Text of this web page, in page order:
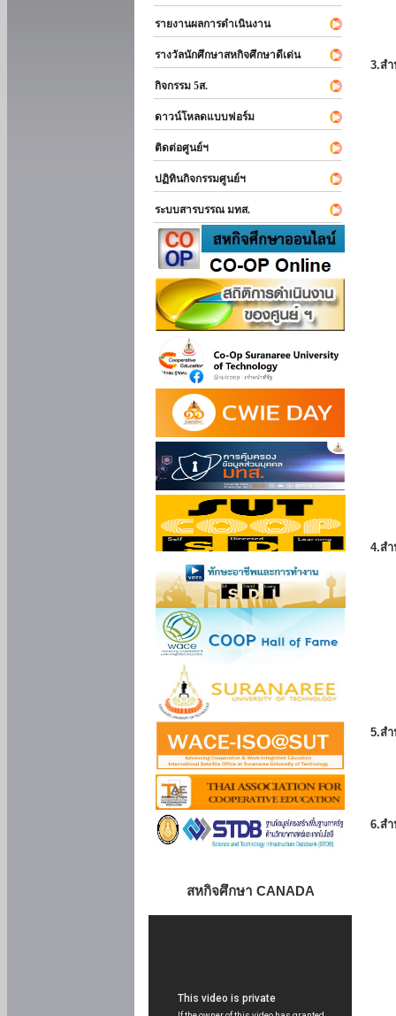
รายงานผลการดำเนินงาน
รางวัลนักศึกษาสหกิจศึกษาดีเด่น
กิจกรรม 5ส.
ดาวน์โหลดแบบฟอร์ม
ติดต่อศูนย์ฯ
ปฏิทินกิจกรรมศูนย์ฯ
ระบบสารบรรณ มทส.
สหกิจศึกษา CANADA
3.ส
4.ส
5.ส
6.ส